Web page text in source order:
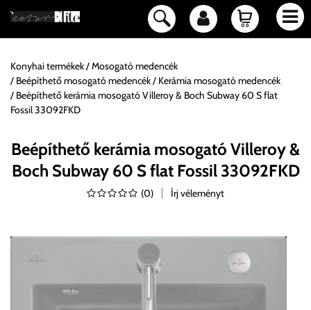
Konyhai termékek
Mosogató medencék
Beépíthető mosogató medencék
Kerámia mosogató medencék
Beépíthető kerámia mosogató Villeroy & Boch Subway 60 S flat
Fossil 33092FKD
Beépíthető kerámia mosogató Villeroy &
Boch Subway 60 S flat Fossil 33092FKD
(0) Írj véleményt